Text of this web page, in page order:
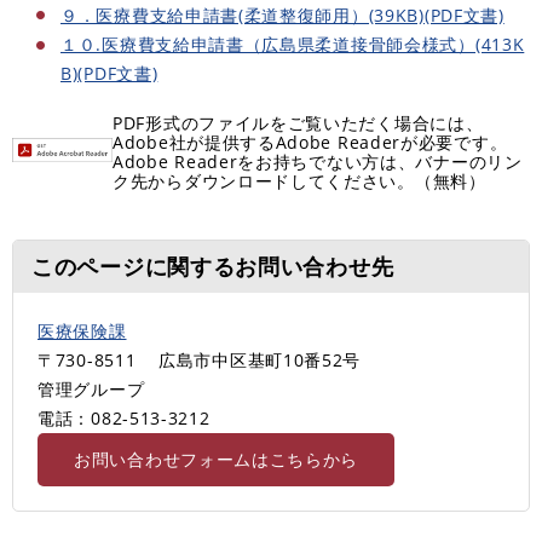
９．医療費支給申請書(柔道整復師用）(39KB)(PDF文書)
１０.医療費支給申請書（広島県柔道接骨師会様式）(413K
B)(PDF文書)
PDF形式のファイルをご覧いただく場合には、
Adobe社が提供するAdobe Readerが必要です。
Adobe Readerをお持ちでない方は、バナーのリン
ク先からダウンロードしてください。（無料）
このページに関するお問い合わせ先
医療保険課
〒730-8511
広島市中区基町10番52号
管理グループ
電話：082-513-3212
お問い合わせフォームはこちらから